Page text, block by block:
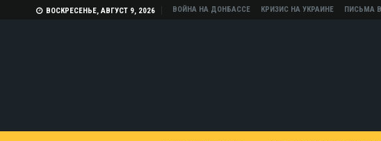
ВОСКРЕСЕНЬЕ, АВГУСТ 9, 2026 ВОЙНА НА ДОНБАССЕ КРИЗИС НА УКРАИНЕ ПИСЬМА